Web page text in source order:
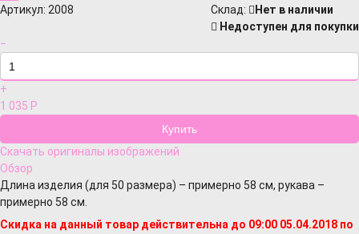
Артикул: 2008 Cклад:
Нет в наличии
Недоступен для покупки
−
+
1 035 Р
Скачать оригиналы изображений
Обзор
Длина изделия (для 50 размера) – примерно 58 см, рукава –
примерно 58 см.
Скидка на данный товар действительна до 09:00 05.04.2018 по